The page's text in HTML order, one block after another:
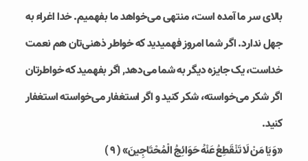
بالای سر ما آمده است، منتهی می‌خواهد ما بفهمیم. خدا اغراء به
جهل ندارد. اگر شما امروز فهمیدید که خواطر ذهنی‌تان هم نعمت
خداست، یک جایزه دیگر به شما می‌دهد, اگر بفهمید که خواطرتان
اگر شکر می‌خواسته، شکر کنید و اگر استغفار می‌خواسته استغفار
کنید.
«وَ يَا مَنْ لَا تَنْقَطِعُ عَنْهُ حَوَائِجُ الْمُحْتَاجِينَ» ( ۹ )